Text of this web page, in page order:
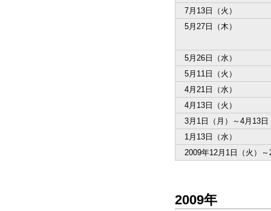
7月13日（火）
5月27日（木）
5月26日（水）
5月11日（火）
4月21日（水）
4月13日（火）
3月1日（月）～4月13日
1月13日（水）
2009年12月1日（火）
2009年